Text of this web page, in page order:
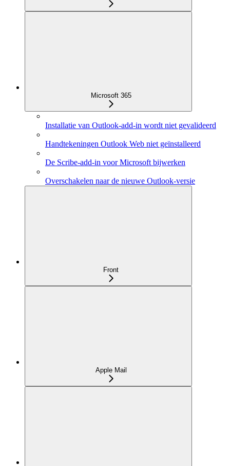
Microsoft 365
Installatie van Outlook-add-in wordt niet gevalideerd
Handtekeningen Outlook Web niet geïnstalleerd
De Scribe-add-in voor Microsoft bijwerken
Overschakelen naar de nieuwe Outlook-versie
Front
Apple Mail